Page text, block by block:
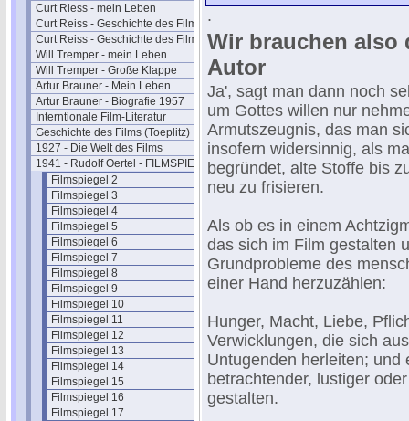
Curt Riess - mein Leben
Curt Reiss - Geschichte des Films I
Curt Reiss - Geschichte des Films II
Will Tremper - mein Leben
Will Tremper - Große Klappe
Artur Brauner - Mein Leben
Artur Brauner - Biografie 1957
Interntionale Film-Literatur
Geschichte des Films (Toeplitz)
1927 - Die Welt des Films
1941 - Rudolf Oertel - FILMSPIEGEL
Filmspiegel 2
Filmspiegel 3
Filmspiegel 4
Filmspiegel 5
Filmspiegel 6
Filmspiegel 7
Filmspiegel 8
Filmspiegel 9
Filmspiegel 10
Filmspiegel 11
Filmspiegel 12
Filmspiegel 13
Filmspiegel 14
Filmspiegel 15
Filmspiegel 16
Filmspiegel 17
.
Wir brauchen also
Autor
Ja', sagt man dann noch
um Gottes willen nur
Armutszeugnis, das man
insofern widersinnig, als
begründet, alte Stoffe bis
neu zu frisieren.
Als ob es in einem
das sich im Film gestalten
Grundprobleme des
einer Hand herzuzählen:
Hunger, Macht, Liebe,
Verwicklungen, die sich
Untugenden herleiten; und
betrachtender, lustiger
gestalten.